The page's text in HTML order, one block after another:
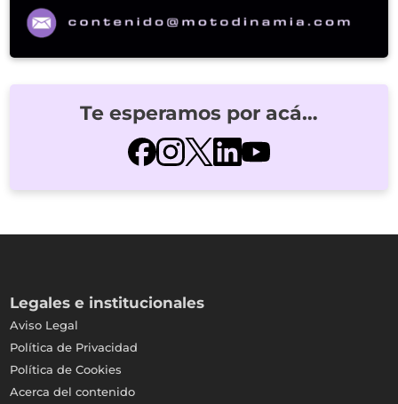
Te esperamos por acá…
Legales e institucionales
Aviso Legal
Política de Privacidad
Política de Cookies
Acerca del contenido